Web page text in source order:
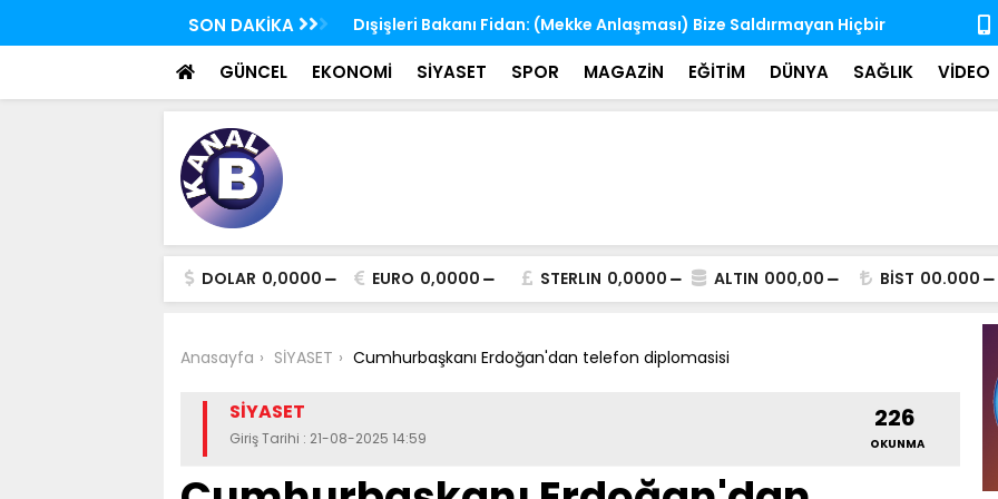
SON DAKİKA
Bazı Kanunlarda Değişiklik Yapılmasına
Dışişleri Bakanı Fidan: (Mekke Anlaşması) Bize Saldırmayan Hiçbir
Ülke Hedefimizde Değil
YKS
GÜNCEL EKONOMİ SİYASET SPOR MAGAZİN EĞİTİM DÜNYA SAĞLIK VİDEO
DOLAR 0,0000 EURO 0,0000 STERLIN 0,0000 ALTIN 000,00 BİST 00.000
Anasayfa SİYASET Cumhurbaşkanı Erdoğan'dan telefon diplomasisi
SİYASET
Giriş Tarihi : 21-08-2025 14:59
226
OKUNMA